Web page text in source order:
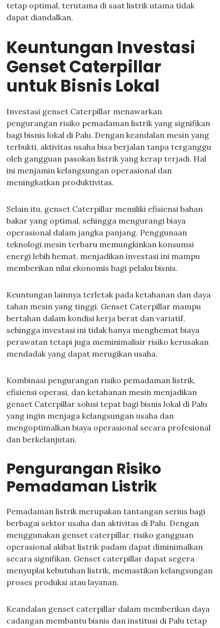
tetap optimal, terutama di saat listrik utama tidak
dapat diandalkan.
Keuntungan Investasi
Genset Caterpillar
untuk Bisnis Lokal
Investasi genset Caterpillar menawarkan
pengurangan risiko pemadaman listrik yang signifikan
bagi bisnis lokal di Palu. Dengan keandalan mesin yang
terbukti, aktivitas usaha bisa berjalan tanpa terganggu
oleh gangguan pasokan listrik yang kerap terjadi. Hal
ini menjamin kelangsungan operasional dan
meningkatkan produktivitas.
Selain itu, genset Caterpillar memiliki efisiensi bahan
bakar yang optimal, sehingga mengurangi biaya
operasional dalam jangka panjang. Penggunaan
teknologi mesin terbaru memungkinkan konsumsi
energi lebih hemat, menjadikan investasi ini mampu
memberikan nilai ekonomis bagi pelaku bisnis.
Keuntungan lainnya terletak pada ketahanan dan daya
tahan mesin yang tinggi. Genset Caterpillar mampu
bertahan dalam kondisi kerja berat dan variatif,
sehingga investasi ini tidak hanya menghemat biaya
perawatan tetapi juga meminimalisir risiko kerusakan
mendadak yang dapat merugikan usaha.
Kombinasi pengurangan risiko pemadaman listrik,
efisiensi operasi, dan ketahanan mesin menjadikan
genset Caterpillar solusi tepat bagi bisnis lokal di Palu
yang ingin menjaga kelangsungan usaha dan
mengoptimalkan biaya operasional secara profesional
dan berkelanjutan.
Pengurangan Risiko
Pemadaman Listrik
Pemadaman listrik merupakan tantangan serius bagi
berbagai sektor usaha dan aktivitas di Palu. Dengan
menggunakan genset caterpillar, risiko gangguan
operasional akibat listrik padam dapat diminimalkan
secara signifikan. Genset caterpillar dapat segera
menyuplai kebutuhan listrik, memastikan kelangsungan
proses produksi atau layanan.
Keandalan genset caterpillar dalam memberikan daya
cadangan membantu bisnis dan institusi di Palu tetap